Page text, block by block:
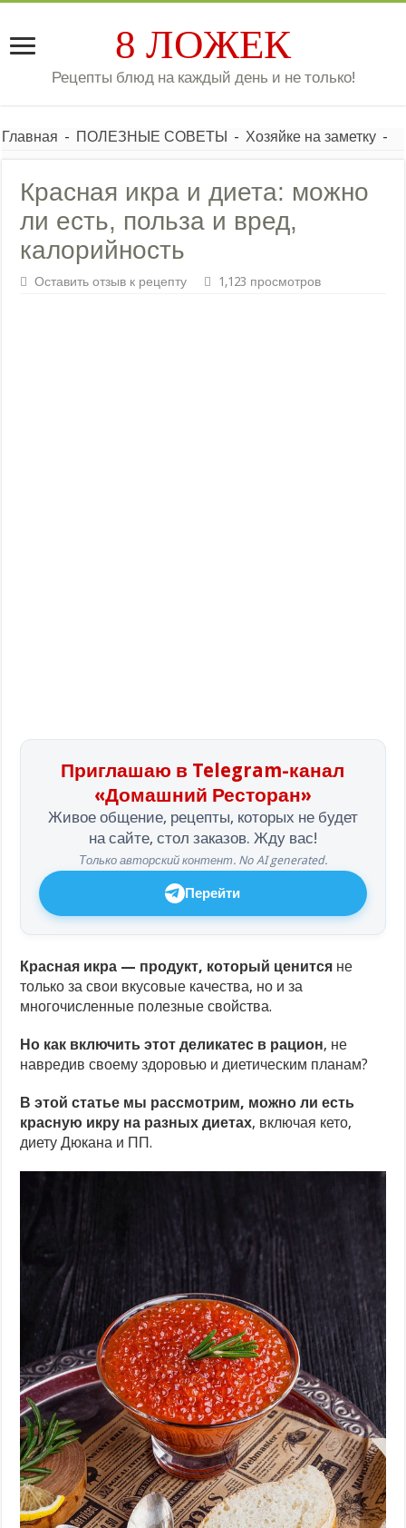
8 ЛОЖЕК
Рецепты блюд на каждый день и не только!
Главная - ПОЛЕЗНЫЕ СОВЕТЫ - Хозяйке на заметку -
Красная икра и диета: можно
ли есть, польза и вред,
калорийность
Оставить отзыв к рецепту 1,123 просмотров
Приглашаю в Telegram-канал
«Домашний Ресторан»
Живое общение, рецепты, которых не будет
на сайте, стол заказов. Жду вас!
Только авторский контент. No AI generated.
Перейти
Красная икра — продукт, который ценится не
только за свои вкусовые качества, но и за
многочисленные полезные свойства.
Но как включить этот деликатес в рацион, не
навредив своему здоровью и диетическим планам?
В этой статье мы рассмотрим, можно ли есть
красную икру на разных диетах, включая кето,
диету Дюкана и ПП.